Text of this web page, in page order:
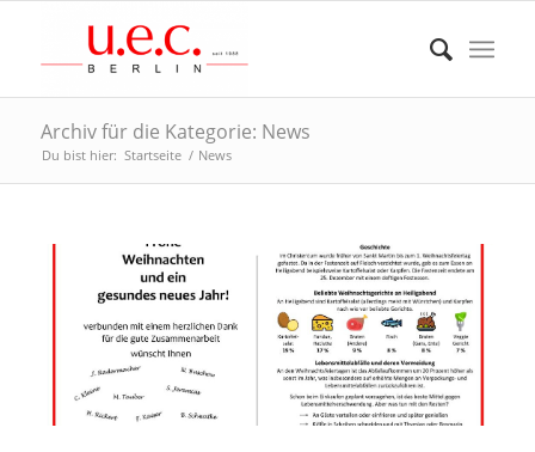
Archiv für die Kategorie: News
Du bist hier: Startseite / News